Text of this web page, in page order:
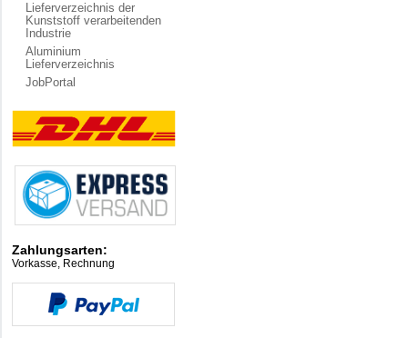
Lieferverzeichnis der
Kunststoff verarbeitenden
Industrie
Aluminium
Lieferverzeichnis
JobPortal
Zahlungsarten:
Vorkasse, Rechnung